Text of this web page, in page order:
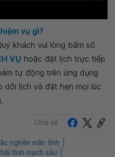
vụ gì?
khách vui lòng bấm số
VỤ hoặc đặt lịch trực tiếp
tự động trên ứng dụng
dõi lịch và đặt hẹn mọi lúc
Chia sẻ
nghẽn mãn tính
tĩnh mạch sâu